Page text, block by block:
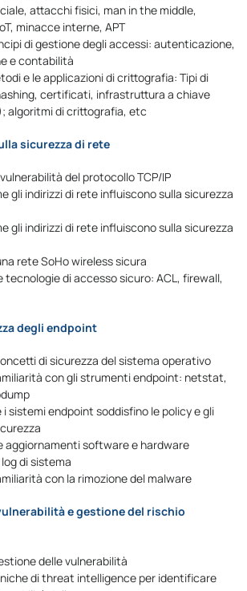
attacchi fisici, man in the middle,
minacce interne, APT
di gestione degli accessi: autenticazione,
e contabilità
e le applicazioni di crittografia: Tipi di
certificati, infrastruttura a chiave
algoritmi di crittografia, etc
sicurezza di rete
del protocollo TCP/IP
gli indirizzi di rete influiscono sulla sicurezza
gli indirizzi di rete influiscono sulla sicurezza
rete SoHo wireless sicura
tecnologie di accesso sicuro: ACL, firewall,
degli endpoint
di sicurezza del sistema operativo
con gli strumenti endpoint: netstat,
i sistemi endpoint soddisfino le policy e gli
aggiornamenti software e hardware
di sistema
con la rimozione del malware
e gestione del rischio
delle vulnerabilità
di threat intelligence per identificare